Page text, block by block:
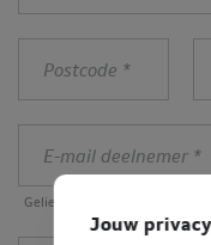
mail
deelnemer
Gelieve een unieke waarde in
Jouw